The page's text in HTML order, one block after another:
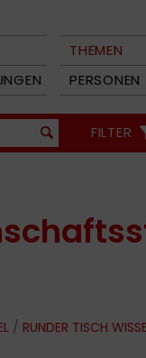
THEMEN
PERSONEN
FILTER
/ RUNDER TISCH